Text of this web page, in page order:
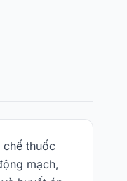
thuốc
mạch,